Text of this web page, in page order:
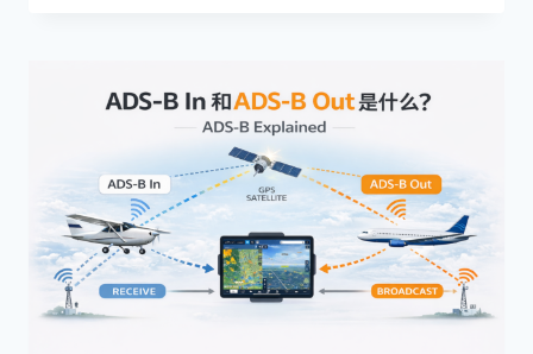
失
效
办？
PRIVATE
PILOT
应
急